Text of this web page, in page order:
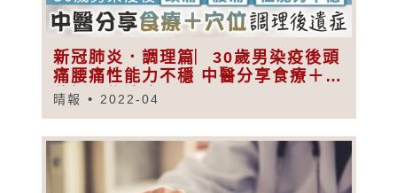
新冠肺炎．調理篇︳30歲男染疫後頭
痛腰痛性能力不穩 中醫分享食療＋穴
位調理後遺症
晴報 2022-04